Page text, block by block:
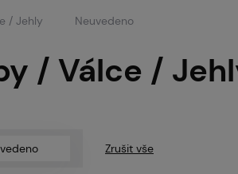
/ Jehly Neuvedeno
/ Válce /
Zrušit vše